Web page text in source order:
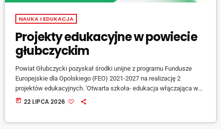
NAUKA I EDUKACJA
Projekty edukacyjne w powiecie
głubczyckim
Powiat Głubczycki pozyskał środki unijne z programu Fundusze
Europejskie dla Opolskiego (FEO) 2021-2027 na realizację 2
projektów edukacyjnych. 'Otwarta szkoła- edukacja włączająca w
powiecie głubczyckim' jest projektem, która zakłada wdrożenie
today 22 LIPCA 2026